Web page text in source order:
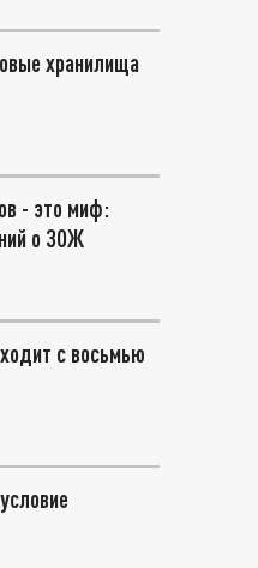
хранилища
- это миф:
о ЗОЖ
с восьмью